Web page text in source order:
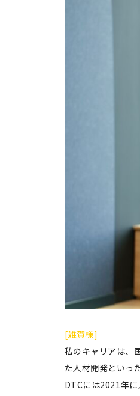
[雑賀様]
私のキャリアは、
た人材開発といっ
DTCには2021年